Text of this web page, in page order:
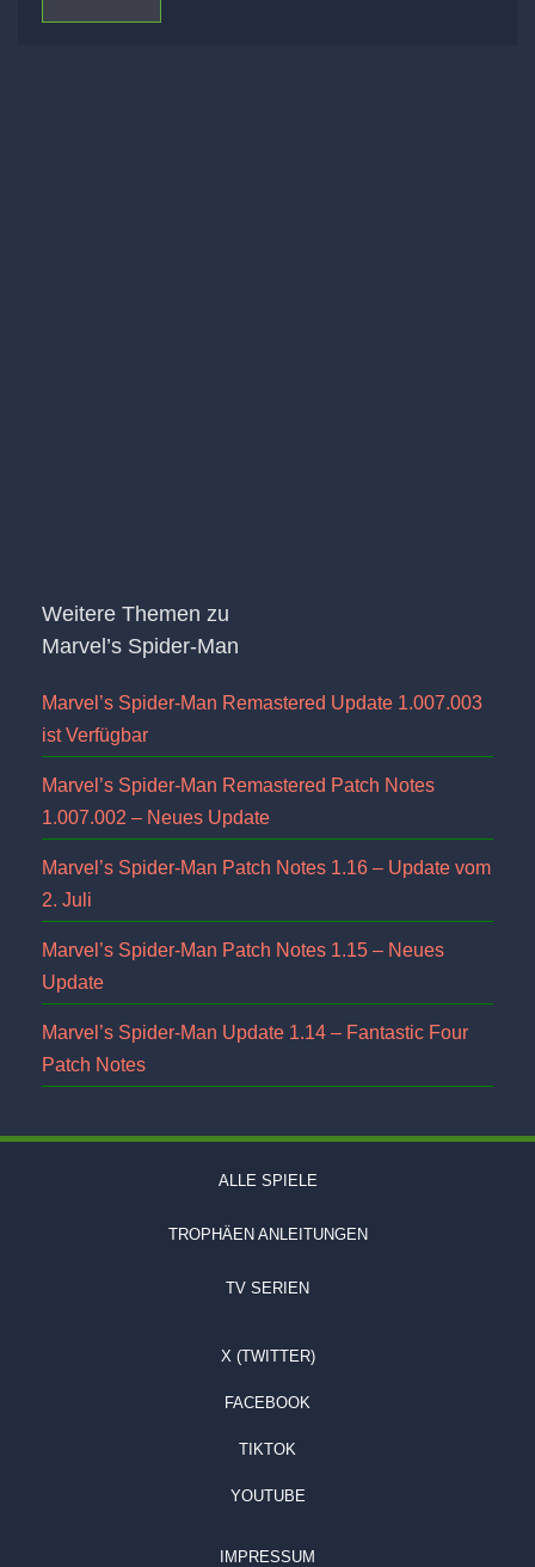
Weitere Themen zu
Marvel’s Spider-Man
Marvel’s Spider-Man Remastered Update 1.007.003
ist Verfügbar
Marvel’s Spider-Man Remastered Patch Notes
1.007.002 – Neues Update
Marvel’s Spider-Man Patch Notes 1.16 – Update vom
2. Juli
Marvel’s Spider-Man Patch Notes 1.15 – Neues
Update
Marvel’s Spider-Man Update 1.14 – Fantastic Four
Patch Notes
ALLE SPIELE
TROPHÄEN ANLEITUNGEN
TV SERIEN
X (TWITTER)
FACEBOOK
TIKTOK
YOUTUBE
IMPRESSUM